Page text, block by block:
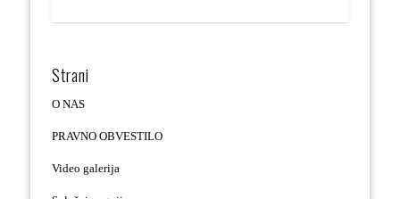
Strani
O NAS
PRAVNO OBVESTILO
Video galerija